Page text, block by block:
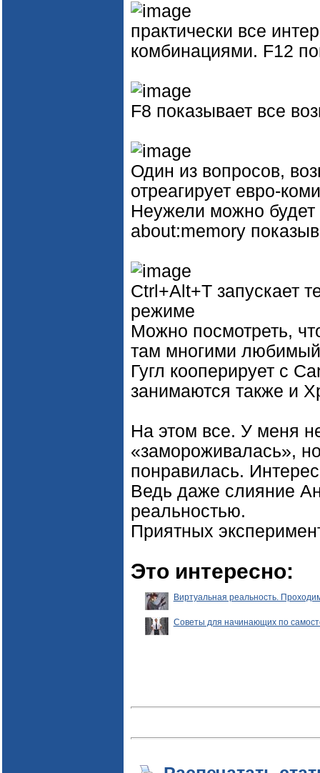
практически все
комбинациями. F12
F8 показывает все
Один из вопросов,
отреагирует евро-
Неужели можно будет
about:memory
Ctrl+Alt+T запускает
режиме
Можно посмотреть,
там многими любимый
Гугл кооперирует с
занимаются также и
На этом все. У меня
«замороживалась»,
понравилась.
Ведь даже слияние
реальностью.
Приятных
Это интересно:
Виртуальная реальность.
Советы для начинающих по